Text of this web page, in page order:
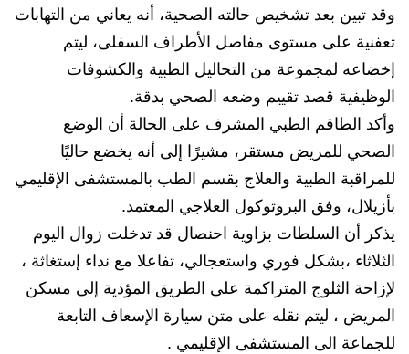
وقد تبين بعد تشخيص حالته الصحية، أنه يعاني من التهابات
تعفنية على مستوى مفاصل الأطراف السفلى، ليتم
إخضاعه لمجموعة من التحاليل الطبية والكشوفات
الوظيفية قصد تقييم وضعه الصحي بدقة.
وأكد الطاقم الطبي المشرف على الحالة أن الوضع
الصحي للمريض مستقر، مشيرًا إلى أنه يخضع حاليًا
للمراقبة الطبية والعلاج بقسم الطب بالمستشفى الإقليمي
بأزيلال، وفق البروتوكول العلاجي المعتمد.
يذكر أن السلطات بزاوية احنصال قد تدخلت زوال اليوم
الثلاثاء ،بشكل فوري واستعجالي، تفاعلا مع نداء إستغاثة ،
لإزاحة الثلوج المتراكمة على الطريق المؤدية إلى مسكن
المريض ، ليتم نقله على متن سيارة الإسعاف التابعة
للجماعة الى المستشفى الإقليمي .